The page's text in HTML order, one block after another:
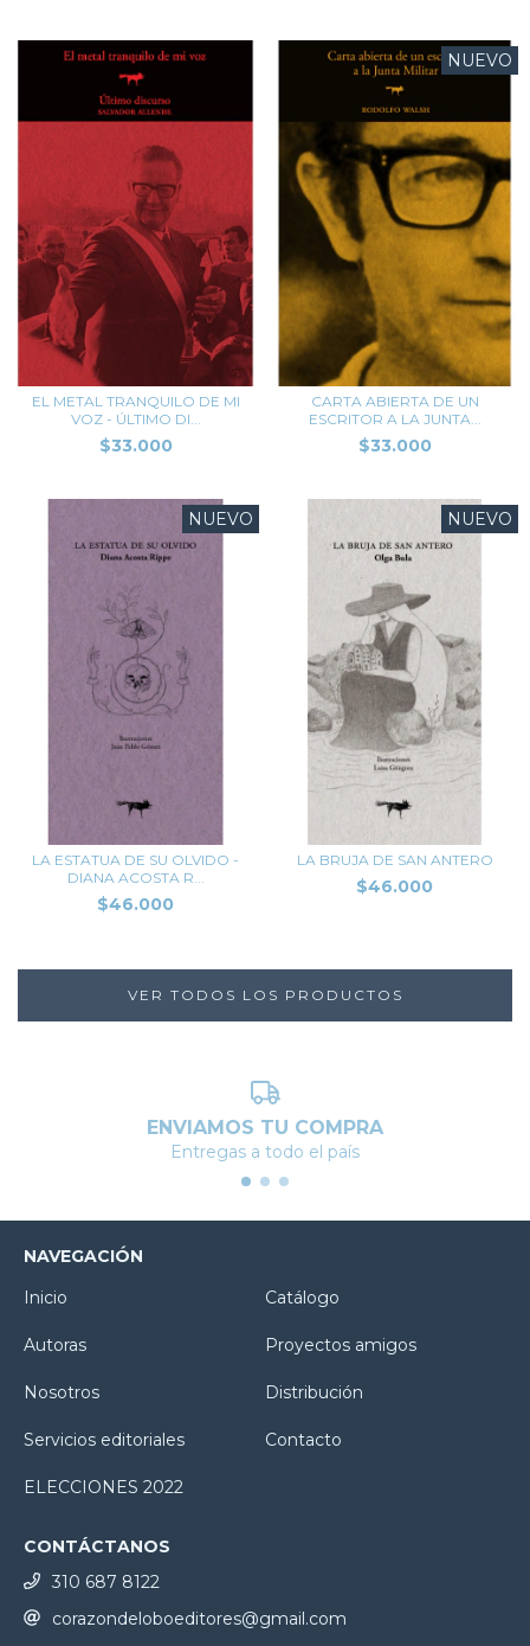
EL METAL TRANQUILO DE MI
VOZ - ÚLTIMO DI...
$33.000
NUEVO
CARTA ABIERTA DE UN
ESCRITOR A LA JUNTA...
$33.000
NUEVO
LA ESTATUA DE SU OLVIDO -
DIANA ACOSTA R...
$46.000
NUEVO
LA BRUJA DE SAN ANTERO
$46.000
VER TODOS LOS PRODUCTOS
ENVIAMOS TU COMPRA
Entregas a todo el país
NAVEGACIÓN
Inicio
Catálogo
Autoras Proyectos amigos
Nosotros Distribución
Servicios editoriales Contacto
ELECCIONES 2022
CONTÁCTANOS
310 687 8122
corazondeloboeditores@gmail.com